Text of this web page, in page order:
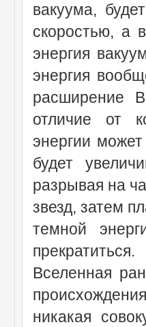
вакуума,
скоростью, а
энергия
энергия
расширение
отличие от
энергии
будет
разрывая на
звезд, затем
темной
Вселенная
никакая